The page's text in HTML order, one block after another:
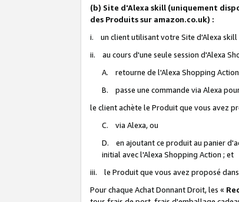
(b) Site d'Alexa skill (uniquement
des Produits sur amazon.co.uk) :
i. un client utilisant votre Site d'Alexa skill
ii. au cours d'une seule session d'Alexa
A. retourne de l'Alexa Shopping
B. passe une commande via Alexa
le client achète le Produit que vous avez
C. via Alexa, ou
D. en ajoutant ce produit au panier
initial avec l'Alexa Shopping Action ; et
iii. le Produit que vous avez proposé
Pour chaque Achat Donnant Droit, les «